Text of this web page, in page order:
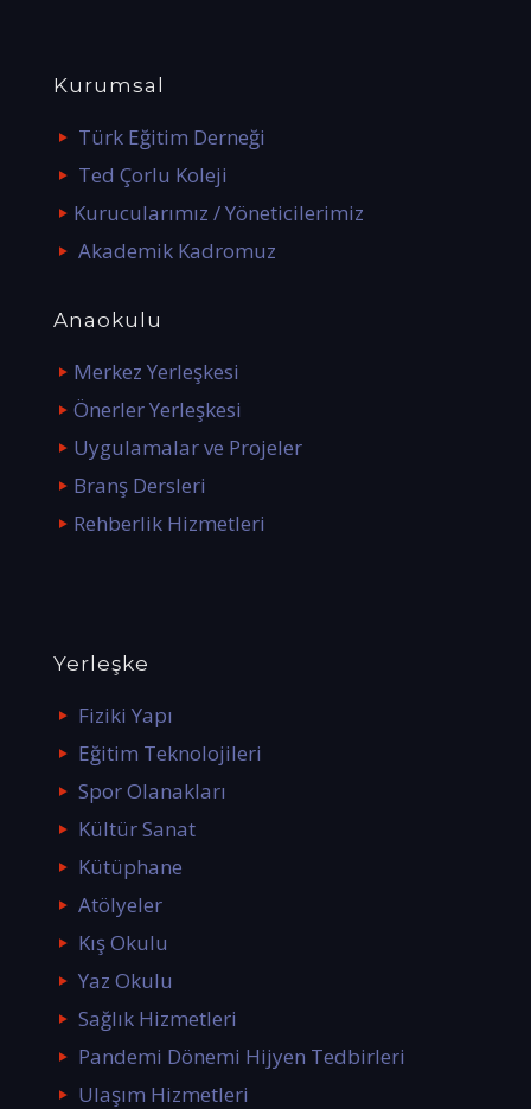
Kurumsal
Türk Eğitim Derneği
Ted Çorlu Koleji
Kurucularımız / Yöneticilerimiz
Akademik Kadromuz
Anaokulu
Merkez Yerleşkesi
Önerler Yerleşkesi
Uygulamalar ve Projeler
Branş Dersleri
Rehberlik Hizmetleri
Yerleşke
Fiziki Yapı
Eğitim Teknolojileri
Spor Olanakları
Kültür Sanat
Kütüphane
Atölyeler
Kış Okulu
Yaz Okulu
Sağlık Hizmetleri
Pandemi Dönemi Hijyen Tedbirleri
Ulaşım Hizmetleri